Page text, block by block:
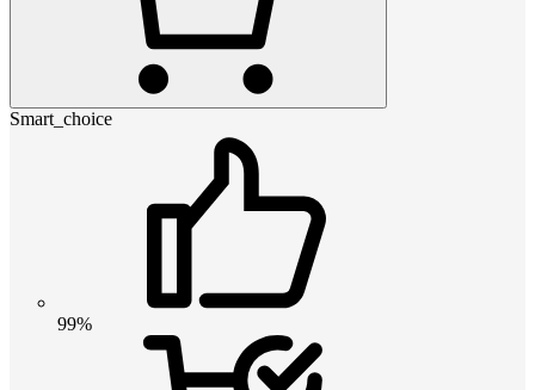
Smart_choice
99%